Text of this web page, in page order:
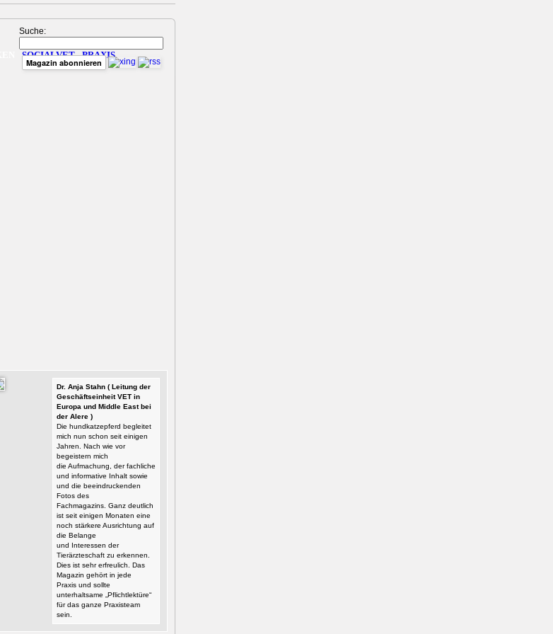
Suche:
Magazin abonnieren
SOCIALVET PRAXIS
Dr. Anja Stahn ( Leitung der
Geschäftseinheit VET in
Europa und Middle East bei
der Alere )
Die hundkatzepferd begleitet
mich nun schon seit einigen
Jahren. Nach wie vor
begeistern mich
die Aufmachung, der fachliche
und informative Inhalt sowie
und die beeindruckenden
Fotos des
Fachmagazins. Ganz deutlich
ist seit einigen Monaten eine
noch stärkere Ausrichtung auf
die Belange
und Interessen der
Tierärzteschaft zu erkennen.
Dies ist sehr erfreulich. Das
Magazin gehört in jede
Praxis und sollte
unterhaltsame „Pflichtlektüre“
für das ganze Praxisteam
sein.